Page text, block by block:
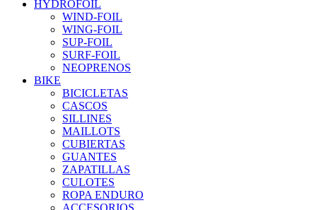
HYDROFOIL
WIND-FOIL
WING-FOIL
SUP-FOIL
SURF-FOIL
NEOPRENOS
BIKE
BICICLETAS
CASCOS
SILLINES
MAILLOTS
CUBIERTAS
GUANTES
ZAPATILLAS
CULOTES
ROPA ENDURO
ACCESORIOS